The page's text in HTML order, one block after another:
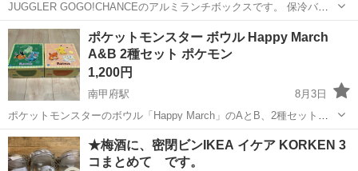
JUGGLER GOGO!CHANCEのアルミランチボックスです。 保冷バッ
グがセットになっています。 内容量は900mlで、ランチボックスのサ
イズは約W19×H11.5×D5.5cm、保冷バッグのサイズは約W22×H21×...
山梨 甲府市 南甲府駅 食器
ポケットモンスター ボウル Happy March
A&B 2種セット ポケモン
1,200円
南甲府駅
8月3日
ポケットモンスターのボウル「Happy March」のAとB、2種セットで
す。 未開封の新品で、コレクションにもおすすめです。 詳細は写真を
ご確認下さい。 【ブランド】なし 【カテゴリ】その他テレビ、アニ
メ、キャラクターグ...
山梨 甲府市 南甲府駅 食器
★梅酒に、密閉ビンIKEA イケア KORKEN 3
コまとめて です。